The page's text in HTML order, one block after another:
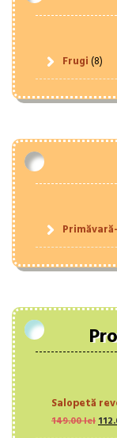
Frugi(8)
Salopetă
149.00lei